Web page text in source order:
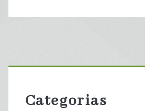
de
Primary
Categorias